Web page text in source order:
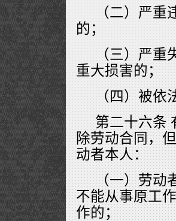
（二）严重
的；
（三）严重
重大损害的；
（四）被依
第二十六条
除劳动合同，
动者本人：
（一）劳动
不能从事原工
作的；